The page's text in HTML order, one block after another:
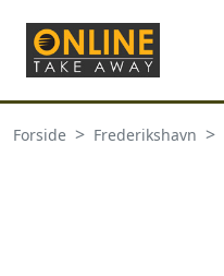
Forside Frederikshavn